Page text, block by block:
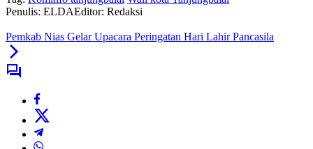
Penulis: ELDAEditor: Redaksi
Pemkab Nias Gelar Upacara Peringatan Hari Lahir Pancasila